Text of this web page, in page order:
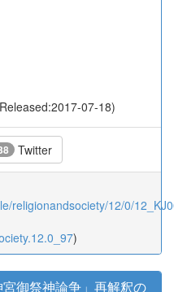
07-18)
Twitter
religionandsociety/12/0/
)
宮御祭神論争」再解釈の